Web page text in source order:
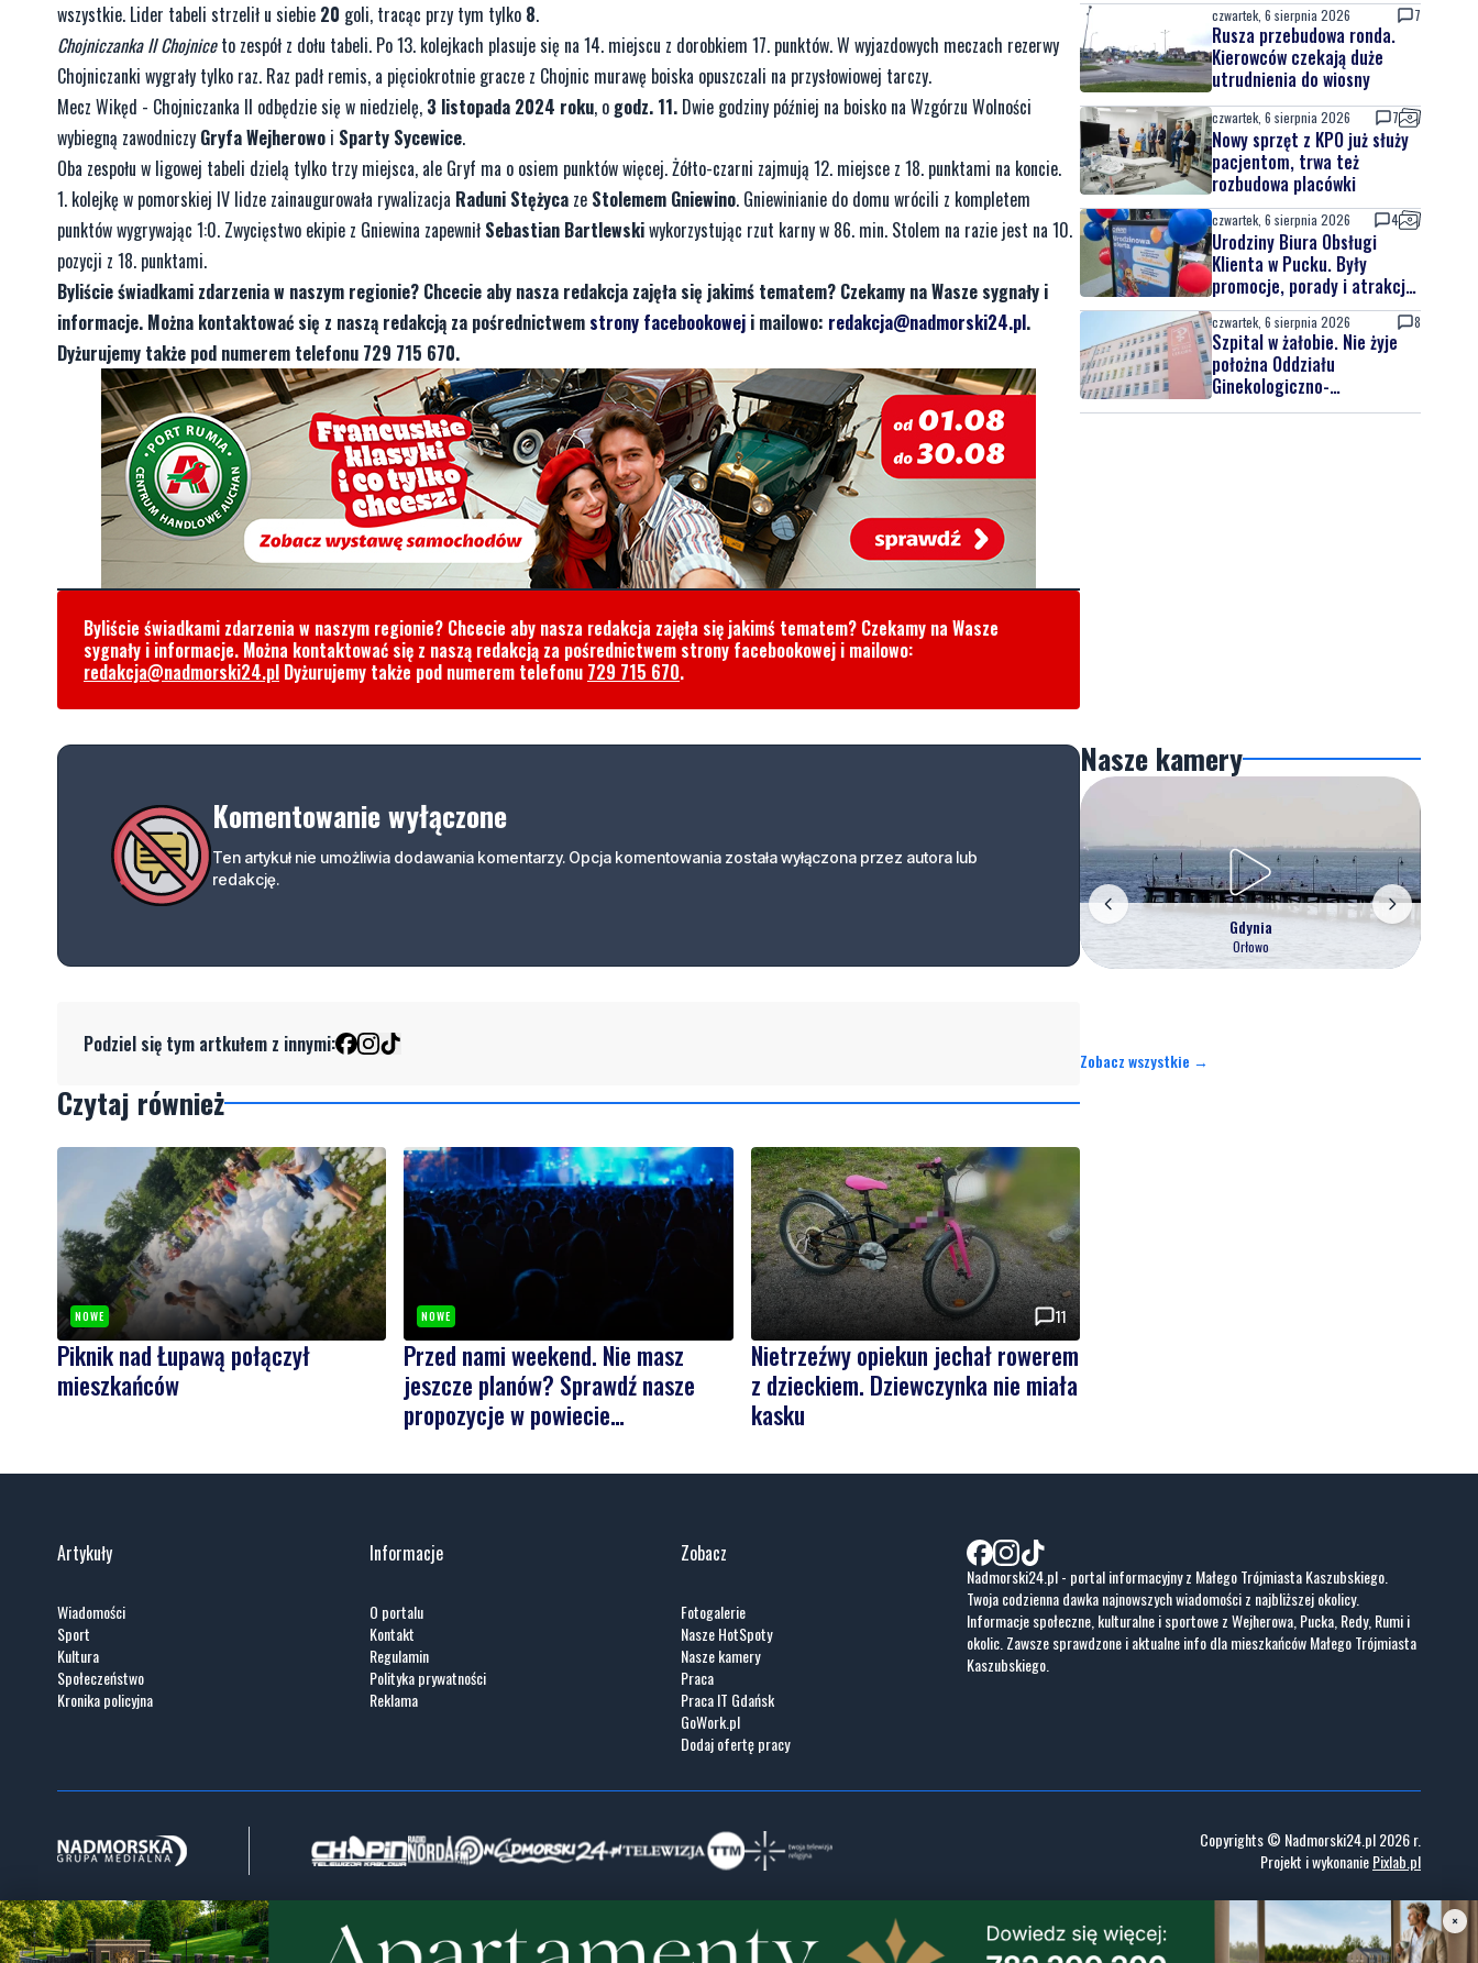
wszystkie. Lider tabeli strzelił u siebie 20 goli, tracąc przy tym tylko 8.
Chojniczanka II Chojniceto zespół z dołu tabeli. Po 13. kolejkach plasuje się na 14. miejscu z dorobkiem 17. punktów. W wyjazdowych meczach rezerwy
Chojniczanki wygrały tylko raz. Raz padł remis, a pięciokrotnie gracze z Chojnic murawę boiska opuszczali na przysłowiowej tarczy.
Mecz Wikęd - Chojniczanka II odbędzie się w niedzielę, 3 listopada 2024 roku, o godz. 11. Dwie godziny później na boisko na Wzgórzu Wolności
wybiegną zawodniczy Gryfa Wejherowo i Sparty Sycewice.
Oba zespołu w ligowej tabeli dzielą tylko trzy miejsca, ale Gryf ma o osiem punktów więcej. Żółto-czarni zajmują 12. miejsce z 18. punktami na koncie.
kolejkę w pomorskiej IV lidze zainaugurowała rywalizacja Raduni Stężyca ze Stolemem Gniewino. Gniewinianie do domu wrócili z kompletem
punktów wygrywając 1:0. Zwycięstwo ekipie z Gniewina zapewnił Sebastian Bartlewskiwykorzystując rzut karny w 86. min. Stolem na razie jest na 10.
pozycji z 18. punktami.
Byliście świadkami zdarzenia w naszym regionie? Chcecie aby nasza redakcja zajęła się jakimś tematem? Czekamy na Wasze sygnały i
informacje. Można kontaktować się z naszą redakcją za pośrednictwem strony facebookowej i mailowo: redakcja@nadmorski24.pl.
Dyżurujemy także pod numerem telefonu 729 715 670.
Byliście świadkami zdarzenia w naszym regionie? Chcecie aby nasza redakcja zajęła się jakimś tematem? Czekamy na Wasze
sygnały i informacje. Można kontaktować się z naszą redakcją za pośrednictwem strony facebookowej i mailowo:
redakcja@nadmorski24.pl Dyżurujemy także pod numerem telefonu 729 715 670.
Komentowanie wyłączone
Ten artykuł nie umożliwia dodawania komentarzy. Opcja komentowania została wyłączona przez autora lub
redakcję.
Podziel się tym artkułem z innymi:
Czytaj również
NOWE
Piknik nad Łupawą połączył
mieszkańców
NOWE
Przed nami weekend. Nie masz
jeszcze planów? Sprawdź nasze
propozycje w powiecie
11
Nietrzeźwy opiekun jechał rowerem
z dzieckiem. Dziewczynka nie miała
kasku
czwartek, 6 sierpnia 2026 7
Rusza przebudowa ronda.
Kierowców czekają duże
utrudnienia do wiosny
czwartek, 6 sierpnia 2026 7
Nowy sprzęt z KPO już służy
pacjentom, trwa też
rozbudowa placówki
czwartek, 6 sierpnia 2026 4
Urodziny Biura Obsługi
Klienta w Pucku. Były
promocje, porady i atrakcje
dla najmłodszych
czwartek, 6 sierpnia 2026 8
Szpital w żałobie. Nie żyje
położna Oddziału
Ginekologiczno-
Położniczego
Nasze kamery
Gdynia
Orłowo
Zobacz wszystkie →
Artykuły
Wiadomości
Sport
Kultura
Społeczeństwo
Kronika policyjna
Informacje
O portalu
Kontakt
Regulamin
Polityka prywatności
Reklama
Zobacz
Fotogalerie
Nasze HotSpoty
Nasze kamery
Praca
Praca IT Gdańsk
GoWork.pl
Dodaj ofertę pracy
Nadmorski24.pl - portal informacyjny z Małego Trójmiasta Kaszubskiego.
Twoja codzienna dawka najnowszych wiadomości z najbliższej okolicy.
Informacje społeczne, kulturalne i sportowe z Wejherowa, Pucka, Redy, Rumi i
okolic. Zawsze sprawdzone i aktualne info dla mieszkańców Małego Trójmiasta
Kaszubskiego.
Copyrights © Nadmorski24.pl 2026 r.
Projekt i wykonaniePixlab.pl
×